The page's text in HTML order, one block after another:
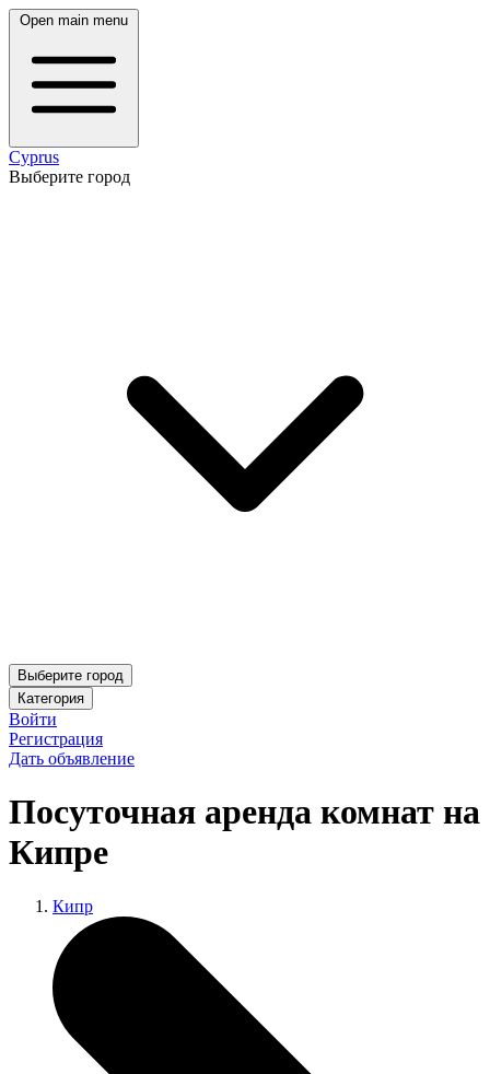
Open main menu
Cyprus
Выберите город
Выберите город
Категория
Войти
Регистрация
Дать объявление
Посуточная аренда комнат на
Кипре
Кипр